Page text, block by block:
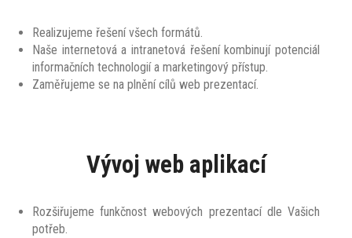
Realizujeme řešení všech formátů.
Naše internetová a intranetová řešení kombinují potenciál
informačních technologií a marketingový přístup.
Zaměřujeme se na plnění cílů web prezentací.
Vývoj web aplikací
Rozšiřujeme funkčnost webových prezentací dle Vašich
potřeb.